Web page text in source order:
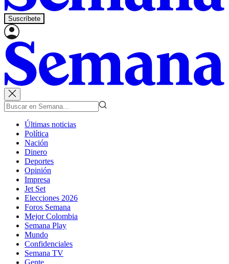
Suscríbete
Últimas noticias
Política
Nación
Dinero
Deportes
Opinión
Impresa
Jet Set
Elecciones 2026
Foros Semana
Mejor Colombia
Semana Play
Mundo
Confidenciales
Semana TV
Gente